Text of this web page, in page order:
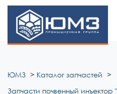
ЮМЗ
ЮМЗ
Каталог запчастей
Запчасти почвенный